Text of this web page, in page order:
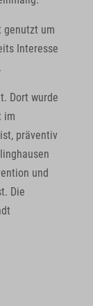
genutzt um
Interesse
Dort wurde
im
präventiv
und
Die